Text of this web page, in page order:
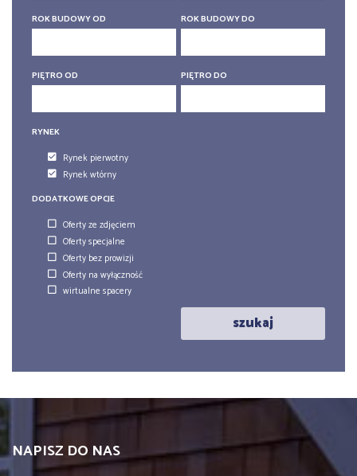
6 pokoi
6 pokoi
ROK BUDOWY OD ROK BUDOWY DO
PIĘTRO OD PIĘTRO DO
RYNEK
Rynek pierwotny
Rynek wtórny
DODATKOWE OPCJE
Oferty ze zdjęciem
Oferty specjalne
Oferty bez prowizji
Oferty na wyłączność
wirtualne spacery
szukaj
NAPISZ DO NAS